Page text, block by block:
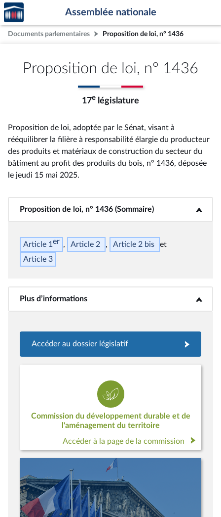
Aller au contenu
Aller en bas de la page
Accèder
à la
page
d'accueil
Assemblée nationale
Documents parlementaires Proposition de loi, n° 1436
Proposition de loi, n° 1436
17e législature
Proposition de loi, adoptée par le Sénat, visant à
rééquilibrer la filière à responsabilité élargie du producteur
des produits et matériaux de construction du secteur du
bâtiment au profit des produits du bois, n° 1436, déposée
le jeudi 15 mai 2025.
Proposition de loi, n° 1436 (Sommaire)
<b>Proposition de loi, n° 1436 (Sommaire)</b>
Article 1er Article 2 Article 2 bis
Article 3
Plus d’informations<b>Plus d’informations</b>
Accéder au dossier législatif
Commission du développement durable et de
l'aménagement du territoire
Accéder à la page de la commission